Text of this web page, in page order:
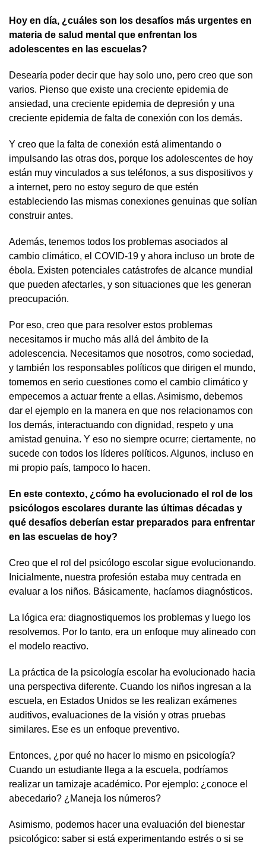
Hoy en día, ¿cuáles son los desafíos más urgentes en
materia de salud mental que enfrentan los
adolescentes en las escuelas?
Desearía poder decir que hay solo uno, pero creo que son
varios. Pienso que existe una creciente epidemia de
ansiedad, una creciente epidemia de depresión y una
creciente epidemia de falta de conexión con los demás.
Y creo que la falta de conexión está alimentando o
impulsando las otras dos, porque los adolescentes de hoy
están muy vinculados a sus teléfonos, a sus dispositivos y
a internet, pero no estoy seguro de que estén
estableciendo las mismas conexiones genuinas que solían
construir antes.
Además, tenemos todos los problemas asociados al
cambio climático, el COVID-19 y ahora incluso un brote de
ébola. Existen potenciales catástrofes de alcance mundial
que pueden afectarles, y son situaciones que les generan
preocupación.
Por eso, creo que para resolver estos problemas
necesitamos ir mucho más allá del ámbito de la
adolescencia. Necesitamos que nosotros, como sociedad,
y también los responsables políticos que dirigen el mundo,
tomemos en serio cuestiones como el cambio climático y
empecemos a actuar frente a ellas. Asimismo, debemos
dar el ejemplo en la manera en que nos relacionamos con
los demás, interactuando con dignidad, respeto y una
amistad genuina. Y eso no siempre ocurre; ciertamente, no
sucede con todos los líderes políticos. Algunos, incluso en
mi propio país, tampoco lo hacen.
En este contexto, ¿cómo ha evolucionado el rol de los
psicólogos escolares durante las últimas décadas y
qué desafíos deberían estar preparados para enfrentar
en las escuelas de hoy?
Creo que el rol del psicólogo escolar sigue evolucionando.
Inicialmente, nuestra profesión estaba muy centrada en
evaluar a los niños. Básicamente, hacíamos diagnósticos.
La lógica era: diagnostiquemos los problemas y luego los
resolvemos. Por lo tanto, era un enfoque muy alineado con
el modelo reactivo.
La práctica de la psicología escolar ha evolucionado hacia
una perspectiva diferente. Cuando los niños ingresan a la
escuela, en Estados Unidos se les realizan exámenes
auditivos, evaluaciones de la visión y otras pruebas
similares. Ese es un enfoque preventivo.
Entonces, ¿por qué no hacer lo mismo en psicología?
Cuando un estudiante llega a la escuela, podríamos
realizar un tamizaje académico. Por ejemplo: ¿conoce el
abecedario? ¿Maneja los números?
Asimismo, podemos hacer una evaluación del bienestar
psicológico: saber si está experimentando estrés o si se